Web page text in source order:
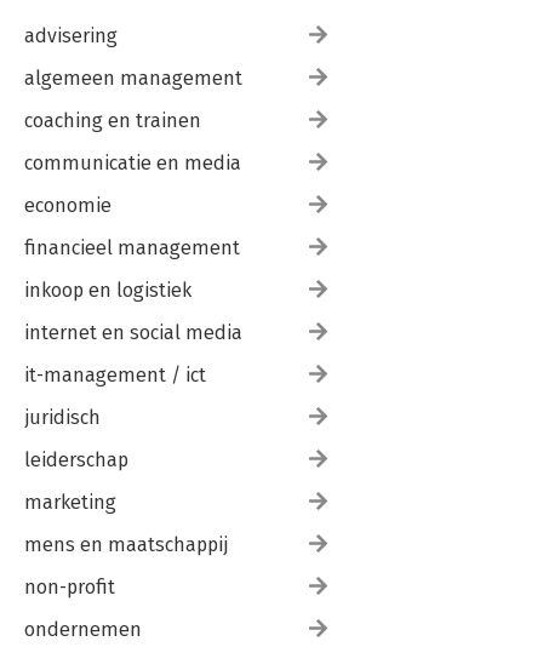
advisering
algemeen management
coaching en trainen
communicatie en media
economie
financieel management
inkoop en logistiek
internet en social media
it-management / ict
juridisch
leiderschap
marketing
mens en maatschappij
non-profit
ondernemen